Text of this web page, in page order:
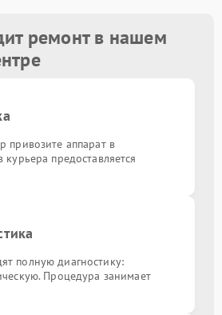
от 1800.00 ₽
от 1800.00 ₽
ремонт в нашем
привозите аппарат в
курьера предоставляется
полную диагностику:
Процедура занимает